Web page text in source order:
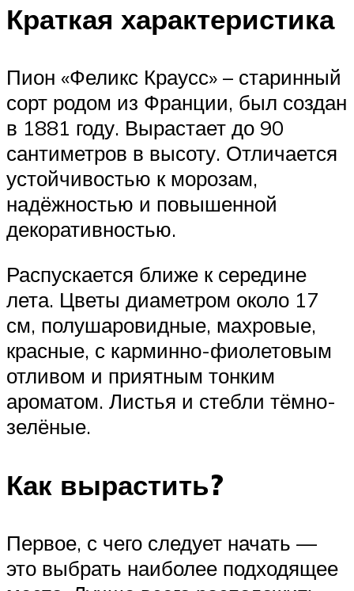
Краткая характеристика
Пион «Феликс Краусс» – старинный
сорт родом из Франции, был создан
в 1881 году. Вырастает до 90
сантиметров в высоту. Отличается
устойчивостью к морозам,
надёжностью и повышенной
декоративностью.
Распускается ближе к середине
лета. Цветы диаметром около 17
см, полушаровидные, махровые,
красные, с карминно-фиолетовым
отливом и приятным тонким
ароматом. Листья и стебли тёмно-
зелёные.
Как вырастить?
Первое, с чего следует начать —
это выбрать наиболее подходящее